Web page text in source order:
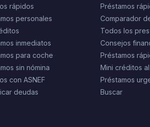
rápidos
personales
inmediatos
para coche
sin nómina
con ASNEF
deudas
Préstamos
Comparador
Todos los
Consejos
Préstamos
Mini créditos
Préstamos
Buscar